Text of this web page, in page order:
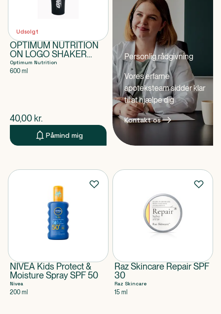
Udsolgt
OPTIMUM NUTRITION
ON LOGO SHAKER
BLACK 600ML
Optimum Nutrition
600 ml
$nuværende pris
40,00 kr.
Påmind mig
Personlig rådgivning
Vores erfarne
apoteksteam sidder klar
til at hjælpe dig
Kontakt os
NIVEA Kids Protect &
Moisture Spray SPF 50
Nivea
200 ml
Raz Skincare Repair SPF
30
Raz Skincare
15 ml